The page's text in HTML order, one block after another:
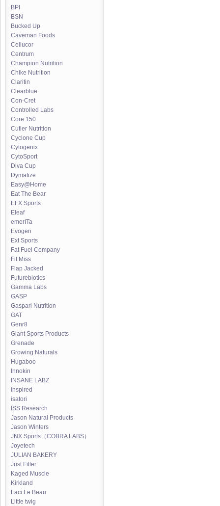
BPI
BSN
Bucked Up
Caveman Foods
Cellucor
Centrum
Champion Nutrition
Chike Nutrition
Claritin
Clearblue
Con-Cret
Controlled Labs
Core 150
Cutler Nutrition
Cyclone Cup
Cytogenix
CytoSport
Diva Cup
Dymatize
Easy@Home
Eat The Bear
EFX Sports
Eleaf
emerITa
Evogen
Ext Sports
Fat Fuel Company
Fit Miss
Flap Jacked
Futurebiotics
Gamma Labs
GASP
Gaspari Nutrition
GAT
Genr8
Giant Sports Products
Grenade
Growing Naturals
Hugaboo
Innokin
INSANE LABZ
Inspired
isatori
ISS Research
Jason Natural Products
Jason Winters
JNX Sports（COBRA LABS）
Joyetech
JULIAN BAKERY
Just Fitter
Kaged Muscle
Kirkland
Laci Le Beau
Little twig